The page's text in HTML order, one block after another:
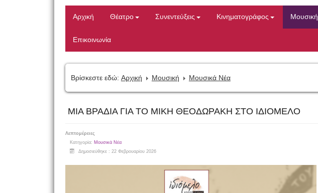
Αρχική Θέατρο Συνεντεύξεις Κινηματογράφος Μουσική
Επικοινωνία
Βρίσκεστε εδώ: Αρχική Μουσική Μουσικά Νέα
ΜΙΑ ΒΡΑΔΙΑ ΓΙΑ ΤΟ ΜΙΚΗ ΘΕΟΔΩΡΑΚΗ ΣΤΟ ΙΔΙΟΜΕΛΟ
Λεπτομέρειες
Κατηγορία: Μουσικά Νέα
Δημοσιεύθηκε : 22 Φεβρουαρίου 2026